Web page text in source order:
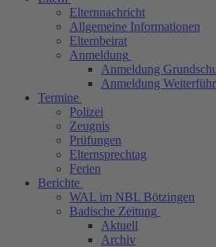
Elternnachricht
Allgemeine Informationen
Elternbeirat
Anmeldung
Anmeldung
Anmeldung
Termine
Polizei
Zeugnis
Prüfungen
Elternsprechtag
Ferien
Berichte
WAL im NBL Bötzingen
Badische Zeitung
Aktuell
Archiv